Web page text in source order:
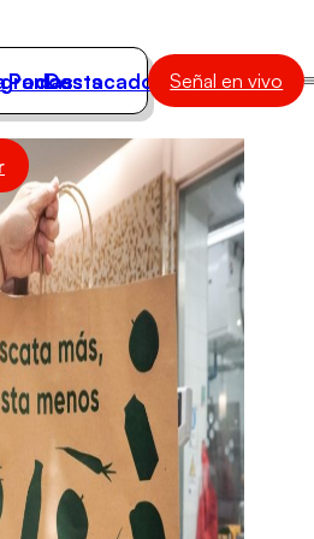
Podcasts
Destacados Señal en vivo